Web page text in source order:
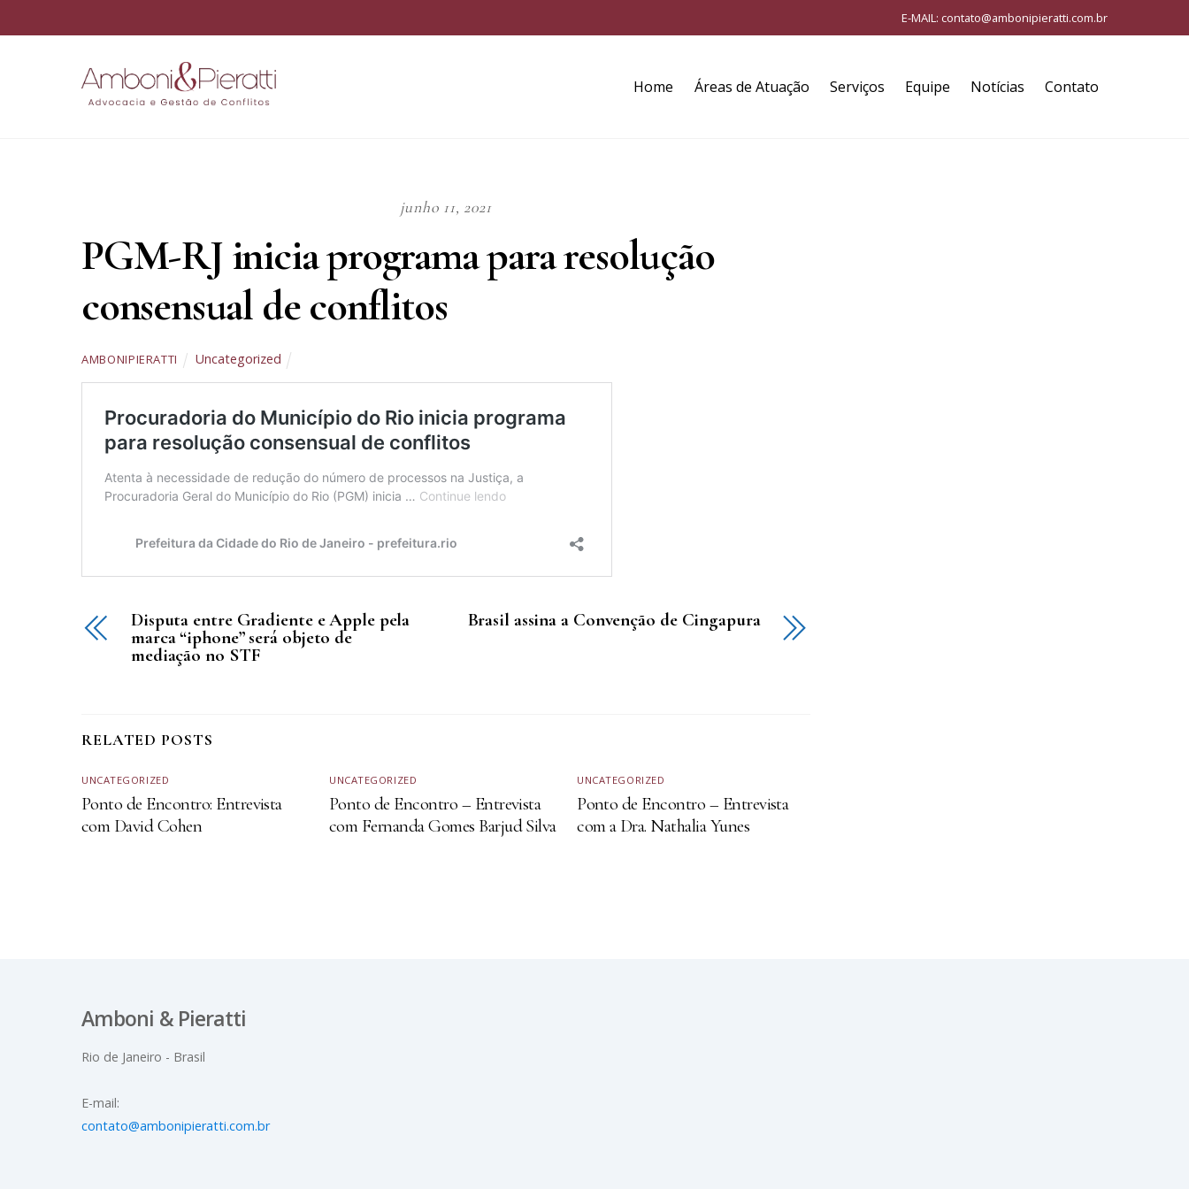
E-MAIL: contato@ambonipieratti.com.br
Home Áreas de Atuação Serviços Equipe Notícias Contato
junho 11, 2021
PGM-RJ inicia programa para resolução
consensual de conflitos
AMBONIPIERATTI Uncategorized
Disputa entre Gradiente e Apple pela
marca “iphone” será objeto de
mediação no STF
Brasil assina a Convenção de Cingapura
RELATED POSTS
UNCATEGORIZED
Ponto de Encontro: Entrevista
com David Cohen
UNCATEGORIZED
Ponto de Encontro – Entrevista
com Fernanda Gomes Barjud Silva
UNCATEGORIZED
Ponto de Encontro – Entrevista
com a Dra. Nathalia Yunes
Amboni & Pieratti
Rio de Janeiro - Brasil
E-mail:
contato@ambonipieratti.com.br